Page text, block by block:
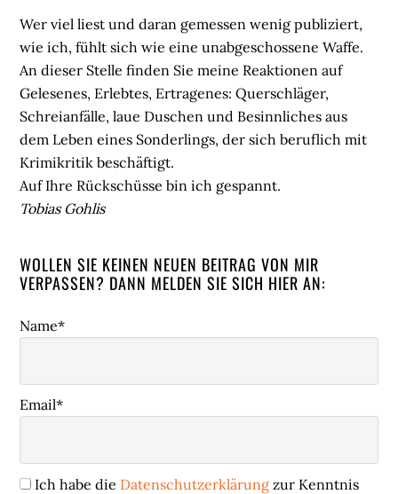
Wer viel liest und daran gemessen wenig publiziert,
wie ich, fühlt sich wie eine unabgeschossene Waffe.
An dieser Stelle finden Sie meine Reaktionen auf
Gelesenes, Erlebtes, Ertragenes: Querschläger,
Schreianfälle, laue Duschen und Besinnliches aus
dem Leben eines Sonderlings, der sich beruflich mit
Krimikritik beschäftigt.
Auf Ihre Rückschüsse bin ich gespannt.
Tobias Gohlis
WOLLEN SIE KEINEN NEUEN BEITRAG VON MIR
VERPASSEN? DANN MELDEN SIE SICH HIER AN:
Name*
Email*
Ich habe die Datenschutzerklärung zur Kenntnis